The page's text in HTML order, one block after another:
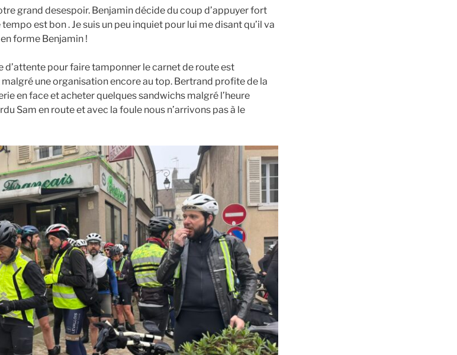
grand desespoir. Benjamin décide du coup d’appuyer fort
est bon . Je suis un peu inquiet pour lui me disant qu’il va
forme Benjamin !
d’attente pour faire tamponner le carnet de route est
malgré une organisation encore au top. Bertrand profite de la
en face et acheter quelques sandwichs malgré l’heure
Sam en route et avec la foule nous n’arrivons pas à le